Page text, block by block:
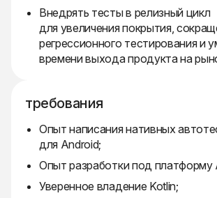
Внедрять тесты в релизный цикл
для увеличения покрытия,
регрессионного тестирования и
времени выхода продукта на
требования
Опыт написания нативных
для Android;
Опыт разработки под платформу
Уверенное владение Kotlin;